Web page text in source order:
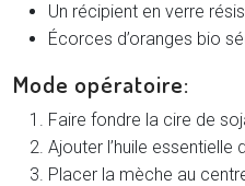
Un récipient en verre
Écorces d’oranges bio
Mode opératoire:
Faire fondre la cire de
Ajouter l’huile
Placer la mèche au